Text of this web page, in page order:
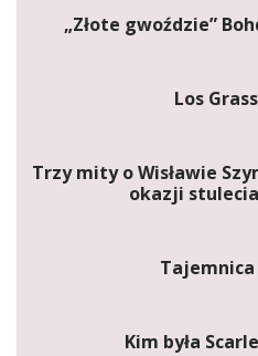
„Złote gwoździe”
Los
Trzy mity o Wisławie
okazji
Kim była